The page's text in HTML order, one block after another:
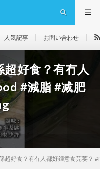
人気記事 お問い合わせ
好食？有冇人
#減脂 #减肥
超好食？有冇人都好鍾意食芫荽？